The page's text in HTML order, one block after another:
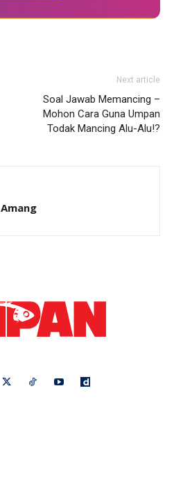
Next article
Soal Jawab Memancing –
Mohon Cara Guna Umpan
Todak Mancing Alu-Alu!?
Amang